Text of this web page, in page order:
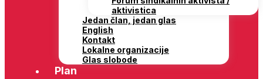
aktivistica
Jedan član, jedan glas
English
Kontakt
Lokalne organizacije
Glas slobode
Plan